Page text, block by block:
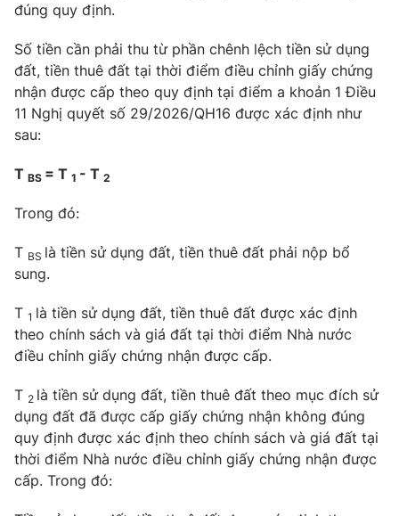
đúng quy định.
Số tiền cần phải thu từ phần chênh lệch tiền sử dụng
đất, tiền thuê đất tại thời điểm điều chỉnh giấy chứng
nhận được cấp theo quy định tại điểm a khoản 1 Điều
11 Nghị quyết số 29/2026/QH16 được xác định như
sau:
T BS = T 1 - T 2
Trong đó:
T BS là tiền sử dụng đất, tiền thuê đất phải nộp bổ
sung.
T 1 là tiền sử dụng đất, tiền thuê đất được xác định
theo chính sách và giá đất tại thời điểm Nhà nước
điều chỉnh giấy chứng nhận được cấp.
T 2 là tiền sử dụng đất, tiền thuê đất theo mục đích sử
dụng đất đã được cấp giấy chứng nhận không đúng
quy định được xác định theo chính sách và giá đất tại
thời điểm Nhà nước điều chỉnh giấy chứng nhận được
cấp. Trong đó: